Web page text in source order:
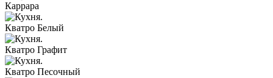
Каррара
Кватро Белый
Кватро Графит
Кватро Песочный